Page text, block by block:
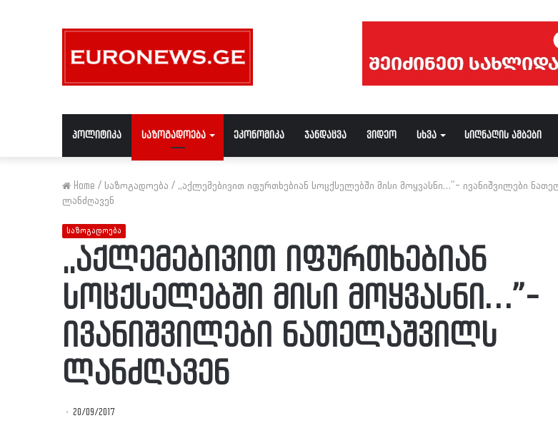
პოლიტიკა საზოგადოება ეკონომიკა ჯანდაცვა ვიდეო სხვა სიღნაღის ამბები
Home / საზოგადოება / ,,აქლემებივით იფურთხებიან სოცქსელებში მისი მოყვასნი…”- ივანიშვილები
ლანძღავენ
საზოგადოება
,,აქლემებივით იფურთხებიან
სოცქსელებში მისი მოყვასნი…”-
ივანიშვილები ნათელაშვილს
ლანძღავენ
20/09/2017